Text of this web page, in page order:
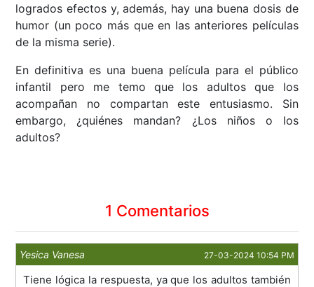
logrados efectos y, además, hay una buena dosis de
humor (un poco más que en las anteriores películas
de la misma serie).
En definitiva es una buena película para el público
infantil pero me temo que los adultos que los
acompañan no compartan este entusiasmo. Sin
embargo, ¿quiénes mandan? ¿Los niños o los
adultos?
1 Comentarios
Yesica Vanesa 27-03-2024 10:54 PM
Tiene lógica la respuesta, ya que los adultos también